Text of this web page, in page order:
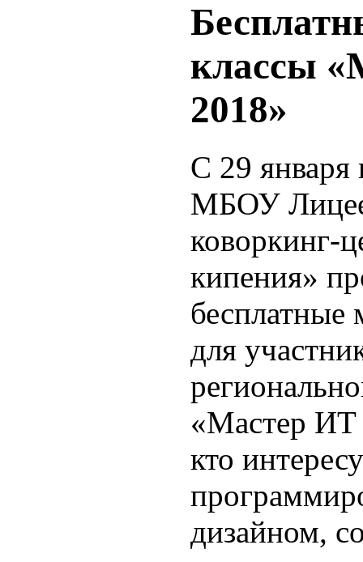
классы
2018»
С 29 января
МБОУ
коворкинг-
кипения»
бесплатные
для
«Мастер ИТ
кто
дизайном,